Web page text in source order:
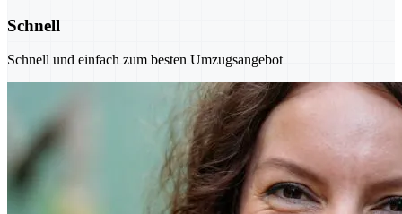
Schnell
Schnell und einfach zum besten Umzugsangebot